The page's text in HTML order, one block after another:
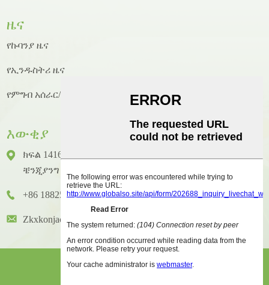
ዜና
የኩባንያ ዜና
የኢንዱስትሪ ዜና
የምግብ አሰራር/የምግብ አሰራር ዜና
እውቂያ
ክፍል 1416 ፣ ፎቅ 14 ፣ ጁንሃኦ ዓለም አቀፍ ህንፃ ፣ ቁጥር 2 ፣
ቼንጂያንግ ዞንግካይ ጎዳና ፣ ሁዪቼንግ አውራጃ ፣ ሁዩዙ ከተማ
+86 18825458362
Zkxkonjac@hzzkx.com